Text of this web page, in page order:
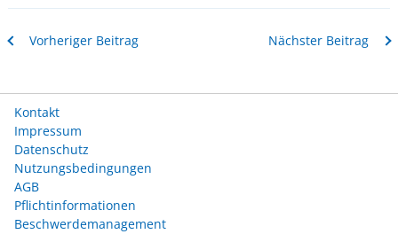
Vorheriger Beitrag Nächster Beitrag
Kontakt
Impressum
Datenschutz
Nutzungsbedingungen
AGB
Pflichtinformationen
Beschwerdemanagement